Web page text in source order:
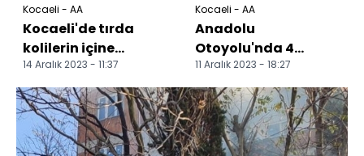
Kocaeli - AA
Kocaeli'de tırda
kolilerin içine
saklanan 2 düzensiz
göçmen yakalandı
14 Aralık 2023 - 11:37
Kocaeli - AA
Anadolu
Otoyolu'nda 4
otomobilin karıştığı
zincirleme kaza
ulaşımı aksattı
11 Aralık 2023 - 18:27